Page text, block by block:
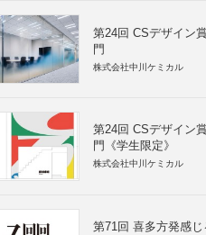
第24回 CSデザイン
門
株式会社中川ケミカル
第24回 CSデザイン
門《学生限定》
株式会社中川ケミカル
第71回 喜多方発感じ